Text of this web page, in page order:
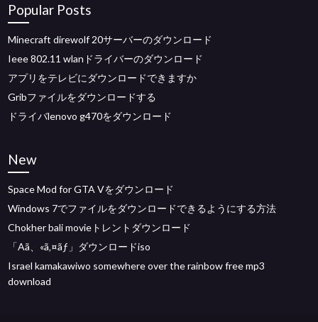
Popular Posts
Minecraft direwolf 20サーバーのダウンロード
Ieee 802.11 wlanドライバーのダウンロード
アプリをテレビにダウンロードできますか
Gribファイルをダウンロードする
ドライバlenovo g470をダウンロード
New
Space Mod for GTA Vをダウンロード
Windows 7でファイルをダウンロードできるようにする方法
Chokher bali movieトレントダウンロード
「Aã、«ã‚¤ãƒ」ダウンロードiso
Israel kamakawiwo somewhere over the rainbow free mp3
download